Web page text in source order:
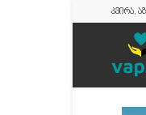
კვირა,